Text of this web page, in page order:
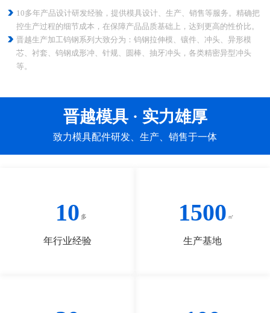
10多年产品设计研发经验，提供模具设计、生产、销售等服务。精确把
控生产过程的细节成本，在保障产品品质基础上，达到更高的性价比。
晋越生产加工钨钢系列大致分为：钨钢拉伸模、镶件、冲头、异形模
芯、衬套、钨钢成形冲、针规、圆棒、抽牙冲头，各类精密异型冲头
等。
晋越模具 · 实力雄厚
致力模具配件研发、生产、销售于一体
10
年行业经验
1500
生产基地